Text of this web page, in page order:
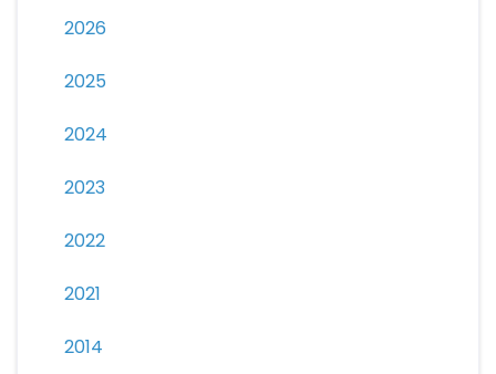
2026
2025
2024
2023
2022
2021
2014